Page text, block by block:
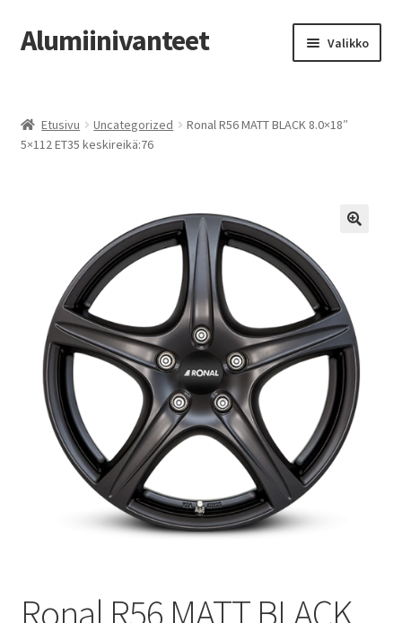
Siirry
navigointiin
Siirry
sisältöön
Alumiinivanteet Valikko
Kauppa
Vanteiden osto-opas
Auton renkaat
Yhteystiedot
Etusivu Uncategorized
Ronal R56 MATT BLACK 8.0×18″
5×112 ET35 keskireikä:76
Ronal R56 MATT BLACK